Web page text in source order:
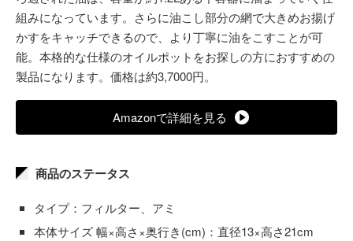
組みになっています。さらに油こし部分の網で大きめお揚げ
かすをキャッチできるので、より丁寧に油をこすことが可
能。本格的な仕様のオイルポットをお探しの方におすすめの
製品になります。価格は約3,7000円。
Amazonで詳細を見る
商品のステータス
タイプ：フィルター、アミ
本体サイズ 幅×高さ×奥行き(cm)：直径13×高さ21cm